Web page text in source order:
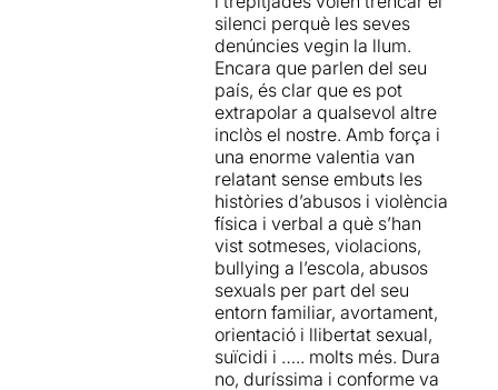
de la primera escena, amb
els plors del nadó que
interromp el número
musical, fins a la paròdia de
les senyores de la dreta,
guarnides amb abrics de
pell i armades de vells
costums i coaccionadores
intencions... I encara hi ha un
epíleg final, amb la
declaració d'intencions de
totes les actrius de cara al
públic. Potser és un moment
excessivament carregat de
pes i afectació, després del
que ja portem de funció,
però no seré jo qui posi
pegues a un espectacle que
elbulling, elmaltractament
familiar, lesetiquetes de
gènere , l’homosexualitat,
l’avortament, el suïcidi
cosificació de la dona jove
ho fa mitjançant música,
coreografies, internet,
vídeos en directe i humor.
Creiem que han volgut
abastar massa temes, i
molt superficialment; això a
parer nostre, desdibuixa el
missatge de denúncia que
volen fer arribar als
espectadors.
silenci perquè les seves
denúncies vegin la llum.
Encara que parlen del seu
país, és clar que es pot
extrapolar a qualsevol altre
inclòs el nostre. Amb força i
una enorme valentia van
relatant sense embuts les
històries d’abusos i violència
física i verbal a què s’han
vist sotmeses, violacions,
bullying a l’escola, abusos
sexuals per part del seu
entorn familiar, avortament,
orientació i llibertat sexual,
suïcidi i ….. molts més. Dura
no, duríssima i conforme va